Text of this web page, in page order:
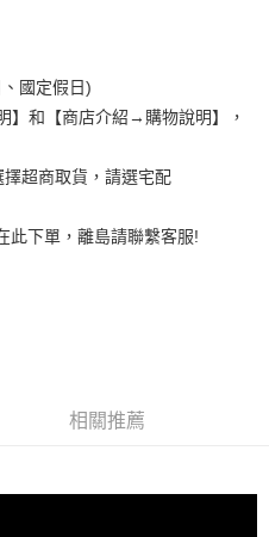
款」的支付方式。 讓您購物簡單
方視為交易完成。
運費
免運費
國定假日)
】和【商店介紹→購物說明】，
超商取貨，請選宅配
此下單，離島請聯繫客服!
相關推薦